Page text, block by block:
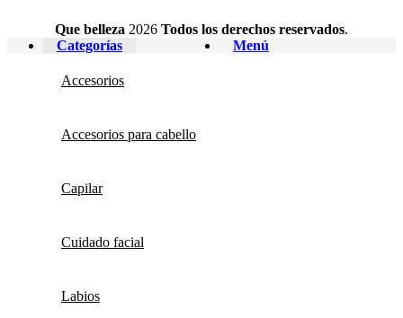
Que belleza 2026 Todos los derechos reservados.
Menú
Categorías
Accesorios
Accesorios para cabello
Capilar
Cuidado facial
Labios